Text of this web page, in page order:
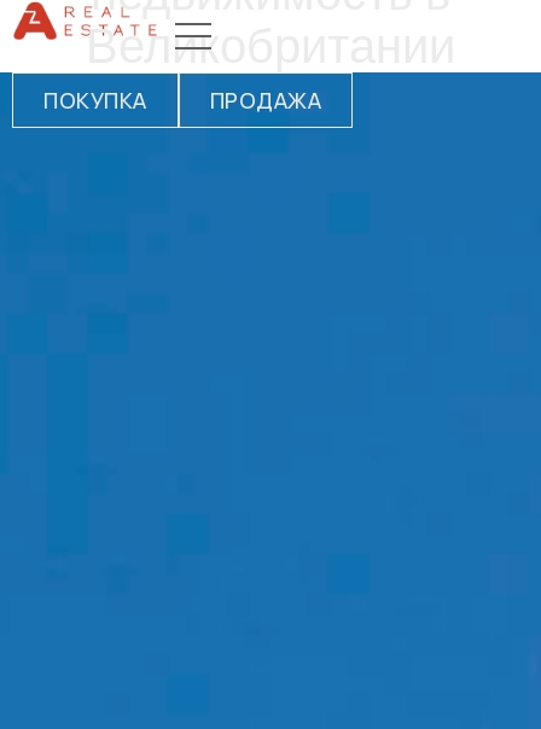
Великобритании
ПОКУПКА ПРОДАЖА